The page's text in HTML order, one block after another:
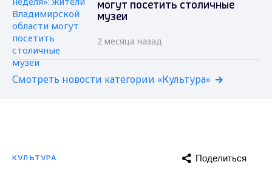
могут посетить столичные
музеи
2 месяца назад
Смотреть новости категории «Культура»
КУЛЬТУРА Поделиться